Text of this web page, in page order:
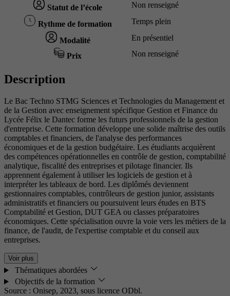
Statut de l’école Non renseigné
Rythme de formation Temps plein
Modalité En présentiel
Prix Non renseigné
Description
Le Bac Techno STMG Sciences et Technologies du Management et
de la Gestion avec enseignement spécifique Gestion et Finance du
Lycée Félix le Dantec forme les futurs professionnels de la gestion
d'entreprise. Cette formation développe une solide maîtrise des outils
comptables et financiers, de l'analyse des performances
économiques et de la gestion budgétaire. Les étudiants acquièrent
des compétences opérationnelles en contrôle de gestion, comptabilité
analytique, fiscalité des entreprises et pilotage financier. Ils
apprennent également à utiliser les logiciels de gestion et à
interpréter les tableaux de bord. Les diplômés deviennent
gestionnaires comptables, contrôleurs de gestion junior, assistants
administratifs et financiers ou poursuivent leurs études en BTS
Comptabilité et Gestion, DUT GEA ou classes préparatoires
économiques. Cette spécialisation ouvre la voie vers les métiers de la
finance, de l'audit, de l'expertise comptable et du conseil aux
entreprises.
Voir plus
Thématiques abordées
Objectifs de la formation
Source : Onisep, 2023, sous licence ODbl.